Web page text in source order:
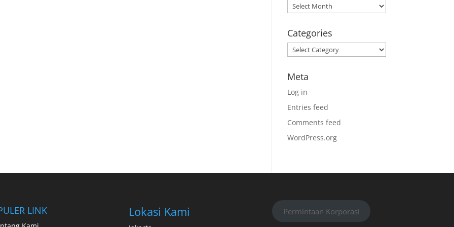
Archives
Categories
Categories
Meta
Log in
Entries feed
Comments feed
WordPress.org
LINK Lokasi Kami Permintaan Korporasi